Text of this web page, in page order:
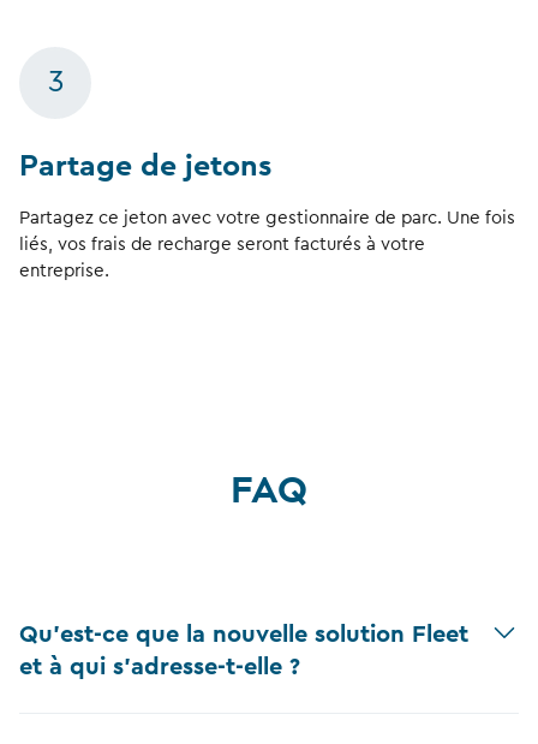
3
Partage de jetons
Partagez ce jeton avec votre gestionnaire de parc. Une fois
liés, vos frais de recharge seront facturés à votre
entreprise.
FAQ
Qu'est-ce que la nouvelle solution Fleet
et à qui s'adresse-t-elle ?